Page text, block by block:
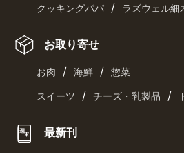
クッキングパパ / ラズウェル細
お取り寄せ
お肉 / 海鮮 / 惣菜
スイーツ / チーズ・乳製品 /
最新刊